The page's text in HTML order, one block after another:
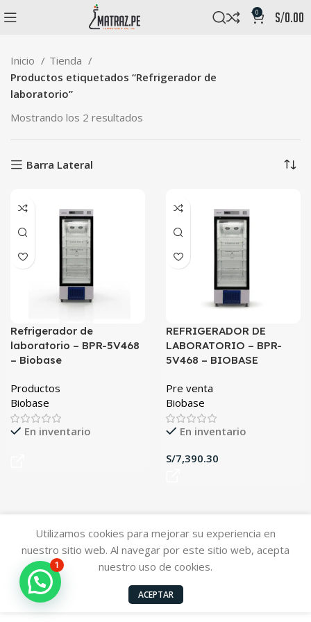
0 s/0.00
Inicio
Tienda
Productos etiquetados “Refrigerador de
laboratorio”
Mostrando los 2 resultados
Barra Lateral
Refrigerador de
laboratorio – BPR-5V468
– Biobase
Productos
Biobase
En inventario
REFRIGERADOR DE
LABORATORIO – BPR-
5V468 – BIOBASE
Pre venta
Biobase
En inventario
S/
Utilizamos cookies para mejorar su experiencia en
nuestro sitio web. Al navegar por este sitio web, acepta
nuestro uso de cookies.
ACEPTAR
1